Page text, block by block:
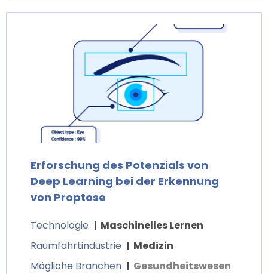
Erforschung des Potenzials von
Deep Learning bei der Erkennung
von Proptose
Technologie
Maschinelles Lernen
Raumfahrtindustrie
Medizin
Mögliche Branchen
Gesundheitswesen